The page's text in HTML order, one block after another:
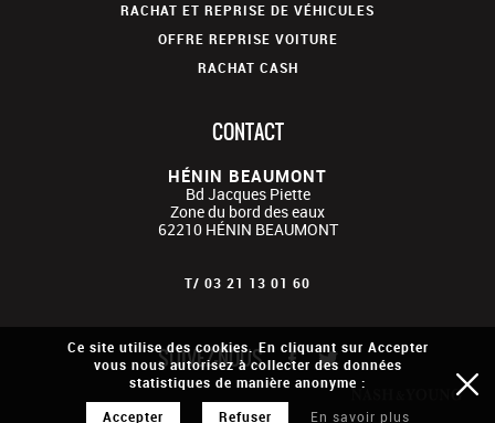
RACHAT ET REPRISE DE VÉHICULES
OFFRE REPRISE VOITURE
RACHAT CASH
CONTACT
HÉNIN BEAUMONT
Bd Jacques Piette
Zone du bord des eaux
62210 HÉNIN BEAUMONT
T/ 03 21 13 01 60
SUIVEZ-NOUS
Ce site utilise des cookies. En cliquant sur Accepter
vous nous autorisez à collecter des données
statistiques de manière anonyme :
Accepter
Refuser En savoir plus